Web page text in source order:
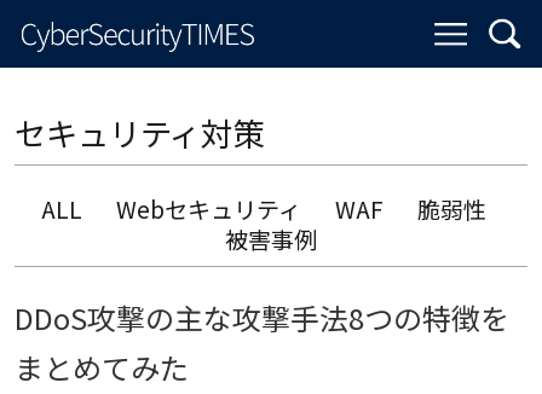
セキュリティ対策
ALL Webセキュリティ WAF
脆弱性
被害事例
DDoS攻撃の主な攻撃手法8つの特徴を
まとめてみた